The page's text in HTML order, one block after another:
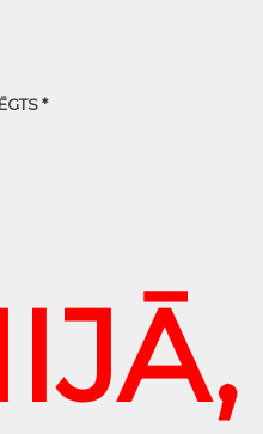
*